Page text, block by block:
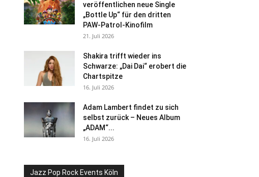
veröffentlichen neue Single
„Bottle Up“ für den dritten
PAW-Patrol-Kinofilm
21. Juli 2026
Shakira trifft wieder ins
Schwarze: „Dai Dai“ erobert die
Chartspitze
16. Juli 2026
Adam Lambert findet zu sich
selbst zurück – Neues Album
„ADAM“...
16. Juli 2026
Jazz Pop Rock Events Köln